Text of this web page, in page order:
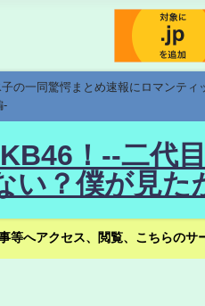
の一同驚愕まとめ速報にロマンテ
-
！--二代
い？僕が見
等へアクセス、閲覧、こちらの